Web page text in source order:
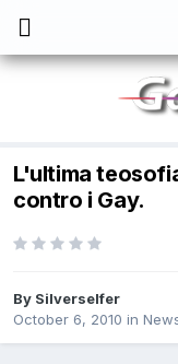
L'ultima
contro i Gay.
By Silverselfer
October 6, 2010 in